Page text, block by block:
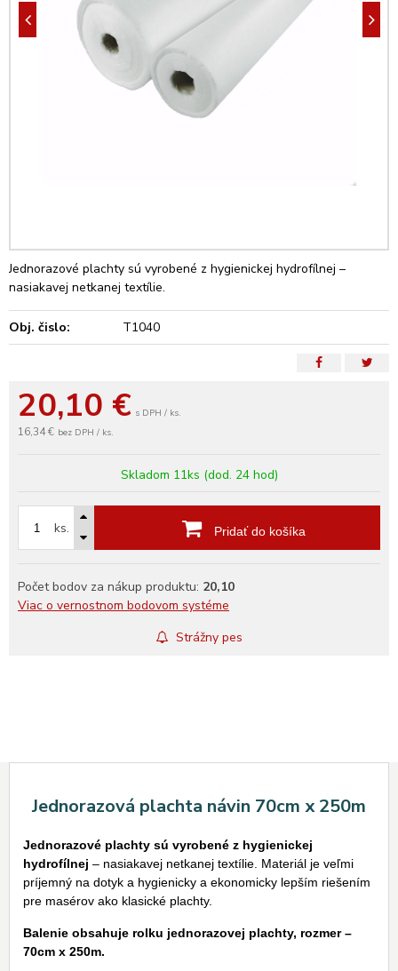
20,10 € s DPH / ks.
16,34 € bez DPH / ks.
Skladom 11ks (dod. 24 hod)
ks. Pridať do košíka
Počet bodov za nákup produktu: 20,10
Viac o vernostnom bodovom systéme
Strážny pes
Jednorazové plachty sú vyrobené z hygienickej hydrofílnej –
nasiakavej netkanej textílie.
Obj. čislo: T1040
Jednorazová plachta návin 70cm x 250m
Jednorazové plachty sú vyrobené z hygienickej
hydrofílnej – nasiakavej netkanej textílie. Materiál je veľmi
príjemný na dotyk a hygienicky a ekonomicky lepším riešením
pre masérov ako klasické plachty.
Balenie obsahuje rolku jednorazovej plachty, rozmer –
70cm x 250m.